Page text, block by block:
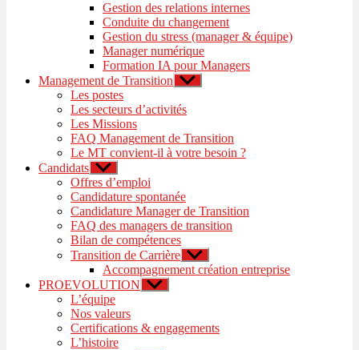
Gestion des relations internes
Conduite du changement
Gestion du stress (manager & équipe)
Manager numérique
Formation IA pour Managers
Management de Transition Afficher
sous-
menu
Les postes
Les secteurs d’activités
Les Missions
FAQ Management de Transition
Le MT convient-il à votre besoin ?
Candidats Afficher
le
sous-
menu
Offres d’emploi
Candidature spontanée
Candidature Manager de Transition
FAQ des managers de transition
Bilan de compétences
Transition de Carrière Afficher
le
sous-
Accompagnement création entreprise
PROEVOLUTION Afficher
menu
L’équipe
Nos valeurs
Certifications & engagements
L’histoire